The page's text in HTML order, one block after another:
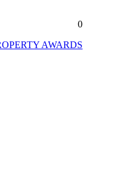
0
AWARDS